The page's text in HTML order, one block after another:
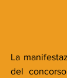
La
del